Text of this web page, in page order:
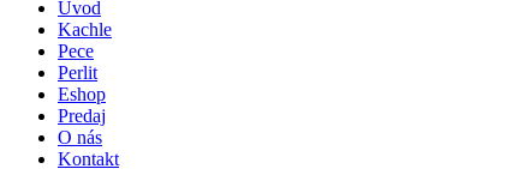
Úvod
Kachle
Pece
Perlit
Eshop
Predaj
O nás
Kontakt